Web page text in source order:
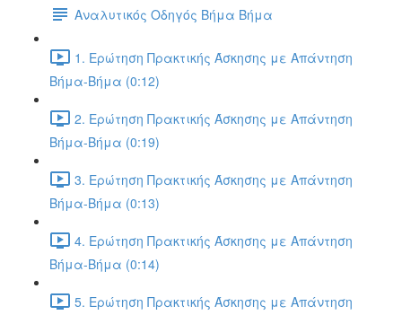
Αναλυτικός Οδηγός Βήμα Βήμα
1. Ερώτηση Πρακτικής Άσκησης με Απάντηση
Βήμα-Βήμα (0:12)
2. Ερώτηση Πρακτικής Άσκησης με Απάντηση
Βήμα-Βήμα (0:19)
3. Ερώτηση Πρακτικής Άσκησης με Απάντηση
Βήμα-Βήμα (0:13)
4. Ερώτηση Πρακτικής Άσκησης με Απάντηση
Βήμα-Βήμα (0:14)
5. Ερώτηση Πρακτικής Άσκησης με Απάντηση